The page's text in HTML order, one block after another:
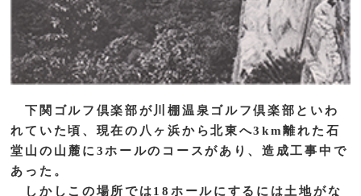
下関ゴルフ倶楽部が川棚温泉ゴルフ倶楽部といわ
れていた頃、現在の八ヶ浜から北東へ3km離れた石
堂山の山麓に3ホールのコースがあり、造成工事中で
あった。
しかしこの場所では18ホールにするには土地がな